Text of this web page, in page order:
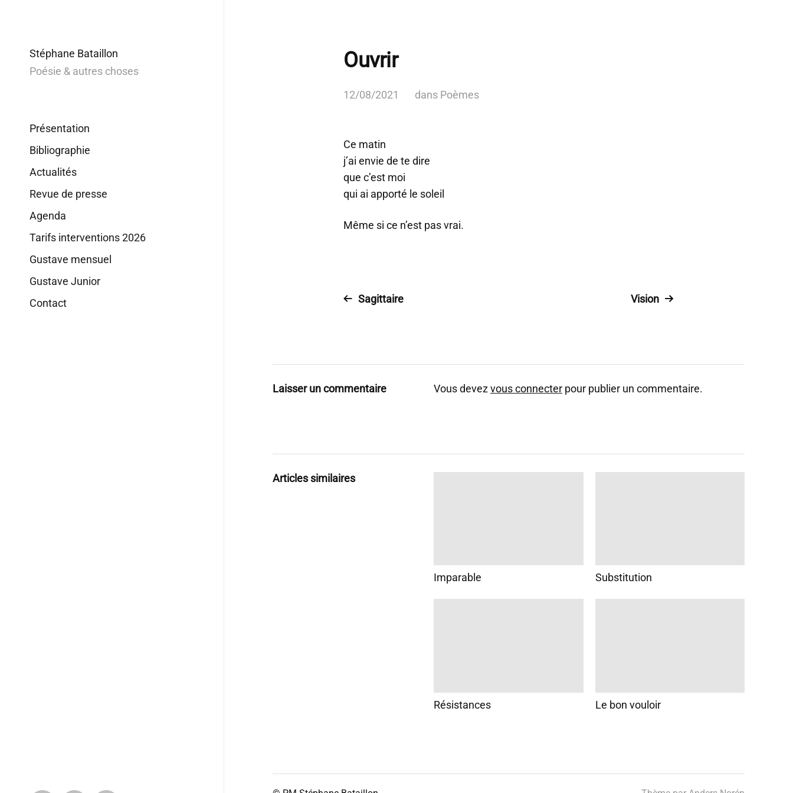
Stéphane Bataillon
Poésie & autres choses
Présentation
Bibliographie
Actualités
Revue de presse
Agenda
Tarifs interventions 2026
Gustave mensuel
Gustave Junior
Contact
Ouvrir
12/08/2021 dans Poèmes
Ce matin
j’ai envie de te dire
que c’est moi
qui ai apporté le soleil
Même si ce n’est pas vrai.
Sagittaire Vision
Laisser un commentaire Vous devezvous connecter pour publier un commentaire.
Articles similaires
Imparable Substitution
Résistances Le bon vouloir